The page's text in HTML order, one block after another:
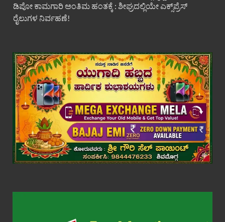
ಡಿಪೋ ಕಾಮಗಾರಿ ಅಂತಿಮ ಹಂತಕ್ಕೆ : ಶೀಘ್ರದಲ್ಲಿಯೇ ಎಕ್ಸ್‌ಪ್ರೆಸ್
ರೈಲುಗಳ ನಿರ್ವಹಣೆ!